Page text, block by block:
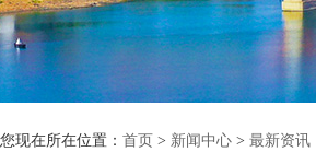
您现在所在位置： 首页 > 新闻中心 > 最新资讯